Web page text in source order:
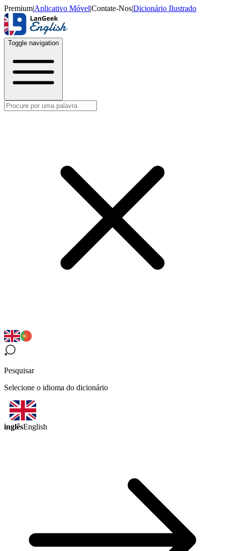
Premium|Aplicativo Móvel|Contate-Nos|Dicionário Ilustrado
Toggle navigation
Pesquisar
Selecione o idioma do dicionário
inglêsEnglish